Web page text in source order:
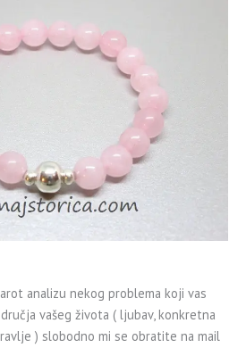
analizu nekog problema koji vas
vašeg života ( ljubav, konkretna
) slobodno mi se obratite na mail